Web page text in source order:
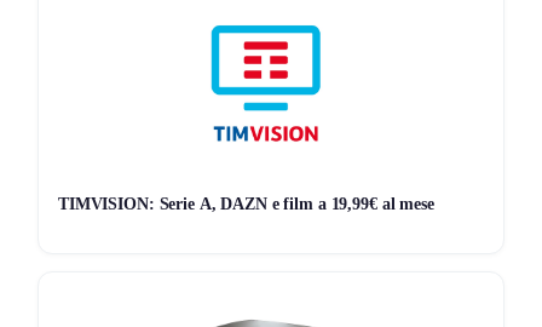
: 01/10/2024, ore 00:00
TIMVISION: Serie A, DAZN e film a 19,99€ al mese